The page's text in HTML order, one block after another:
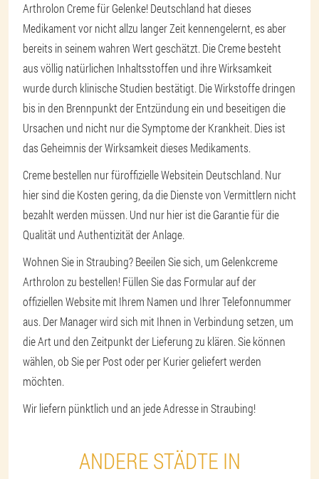
Arthrolon Creme für Gelenke! Deutschland hat dieses
Medikament vor nicht allzu langer Zeit kennengelernt, es aber
bereits in seinem wahren Wert geschätzt. Die Creme besteht
aus völlig natürlichen Inhaltsstoffen und ihre Wirksamkeit
wurde durch klinische Studien bestätigt. Die Wirkstoffe dringen
bis in den Brennpunkt der Entzündung ein und beseitigen die
Ursachen und nicht nur die Symptome der Krankheit. Dies ist
das Geheimnis der Wirksamkeit dieses Medikaments.
Creme bestellen nur füroffizielle Websitein Deutschland. Nur
hier sind die Kosten gering, da die Dienste von Vermittlern nicht
bezahlt werden müssen. Und nur hier ist die Garantie für die
Qualität und Authentizität der Anlage.
Wohnen Sie in Straubing? Beeilen Sie sich, um Gelenkcreme
Arthrolon zu bestellen! Füllen Sie das Formular auf der
offiziellen Website mit Ihrem Namen und Ihrer Telefonnummer
aus. Der Manager wird sich mit Ihnen in Verbindung setzen, um
die Art und den Zeitpunkt der Lieferung zu klären. Sie können
wählen, ob Sie per Post oder per Kurier geliefert werden
möchten.
Wir liefern pünktlich und an jede Adresse in Straubing!
ANDERE STÄDTE IN